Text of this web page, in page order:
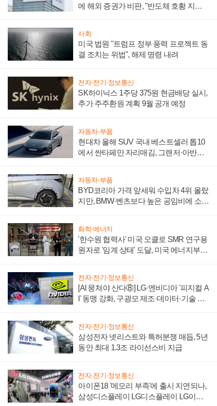
에 해외 증권가 비판, "반도체 호황 지속
사회
미국 법원 "트럼프 정부 풍력 프로젝트 동
결 조치는 위법", 해제 명령 내려
전자·전기·정보통신
SK하이닉스 1주당 375원 현금배당 실시,
추가 주주환원 계획 9월 공개 예정
자동차·부품
현대차 올해 SUV 국내 베스트셀러 톱10
에서 싼타페만 자리매김, 그랜저·아반떼
자동차·부품
BYD코리아 가격 앞세워 수입차 4위 올랐
지만, BMW·벤츠보다 높은 공임비에 소비
화학·에너지
'한수원 협력사' 미국 오클로 SMR 연구용
원자로 '임계 상태' 도달, 미국 에너지부
전자·전기·정보통신
[AI 뭉쳐야 산다⑧] LG·엔비디아 '피지컬 A
I' 동맹 강화, 구광모 제조·데이터·기술 결
전자·전기·정보통신
삼성전자 넷리스트와 특허분쟁 매듭, 5년
동안 최대 1.3조 라이선스비 지급
전자·전기·정보통신
아이폰18 '메모리 부족'에 출시 지연되나,
삼성디스플레이 LG디스플레이 LG이노